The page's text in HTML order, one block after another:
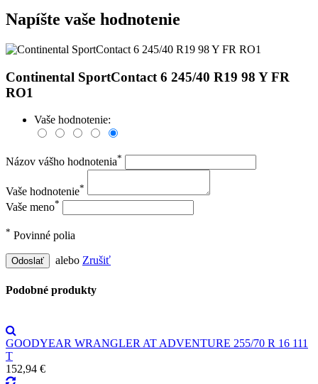
Napíšte vaše hodnotenie
Continental SportContact 6 245/40 R19 98 Y FR
RO1
Vaše hodnotenie:
Názov vášho hodnotenia*
Vaše hodnotenie*
Vaše meno*
* Povinné polia
Odoslať alebo Zrušiť
Podobné produkty
GOODYEAR WRANGLER AT ADVENTURE 255/70 R 16 111
T
152,94 €